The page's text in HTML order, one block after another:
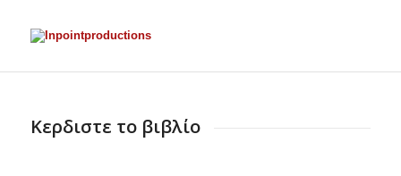
Κερδιστε το βιβλίο